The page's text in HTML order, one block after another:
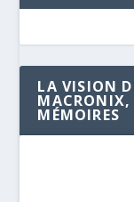
LA VISION
MACRONIX,
MÉMOIRES